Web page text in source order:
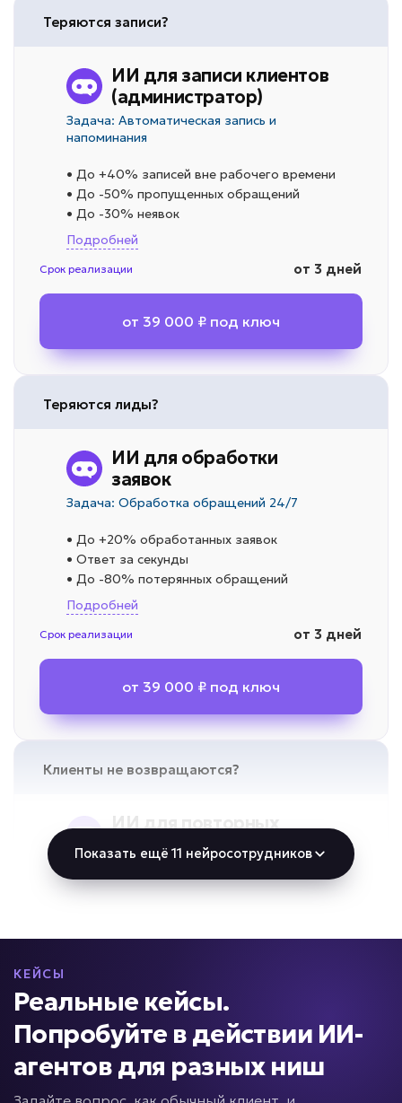
Теряются записи?
ИИ для записи клиентов
(администратор)
Задача: Автоматическая запись и
напоминания
• До +40% записей вне рабочего времени
• До -50% пропущенных обращений
• До -30% неявок
Подробней
Срок реализации от 3 дней
от 39 000 ₽ под ключ
Теряются лиды?
ИИ для обработки
заявок
Задача: Обработка обращений 24/7
• До +20% обработанных заявок
• Ответ за секунды
• До -80% потерянных обращений
Подробней
Срок реализации от 3 дней
от 39 000 ₽ под ключ
Клиенты не возвращаются?
ИИ для повторных
продаж
Срок реализации
от 49 000 ₽ под ключ
Показать ещё 11 нейросотрудников
КЕЙСЫ
Реальные кейсы.
Попробуйте в действии ИИ-
агентов для разных ниш